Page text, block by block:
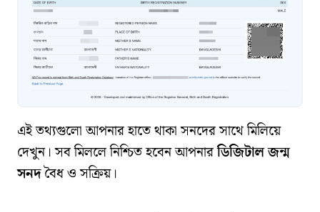
এই তথ্যগুলো আপনার হাতে থাকা সনদের সাথে মিলিয়ে
দেখুন। সব মিললে নিশ্চিত হবেন আপনারডিজিটাল জন্ম
সনদবৈধ ও সক্রিয়।